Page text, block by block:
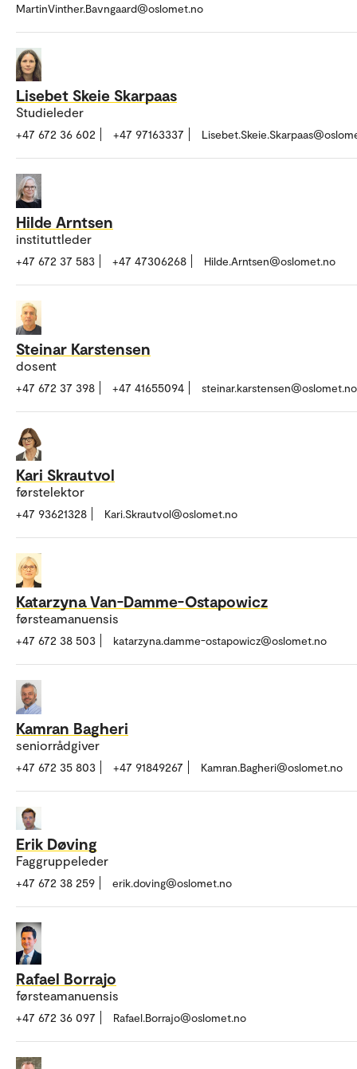
MartinVinther.Bavngaard@oslomet.no
Lisebet Skeie Skarpaas
Studieleder
+47 672 36 602 +47 97163337
Hilde Arntsen
instituttleder
+47 672 37 583 +47 47306268 Hilde.Arntsen@oslomet.no
Steinar Karstensen
dosent
+47 672 37 398 +47 41655094 steinar.karstensen@oslomet.no
Kari Skrautvol
førstelektor
+47 93621328 Kari.Skrautvol@oslomet.no
Katarzyna Van-Damme-Ostapowicz
førsteamanuensis
+47 672 38 503 katarzyna.damme-ostapowicz@oslomet.no
Kamran Bagheri
seniorrådgiver
+47 672 35 803 +47 91849267 Kamran.Bagheri@oslomet.no
Erik Døving
Faggruppeleder
+47 672 38 259 erik.doving@oslomet.no
Rafael Borrajo
førsteamanuensis
+47 672 36 097 Rafael.Borrajo@oslomet.no